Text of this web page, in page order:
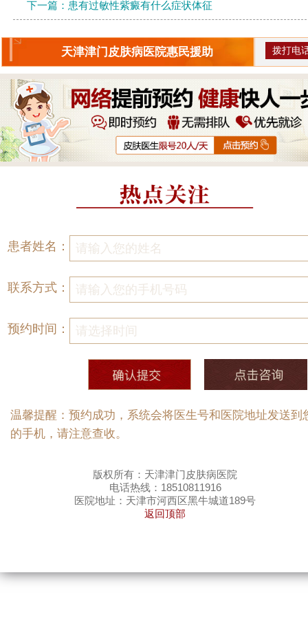
下一篇： 患有过敏性紫癜有什么症状体征
天津津门皮肤病医院惠民援助 拨打电
患者姓名：
联系方式：
预约时间：
温馨提醒：预约成功，系统会将医生号和医院地址发送到
的手机，请注意查收。
版权所有：天津津门皮肤病医院
电话热线：18510811916
医院地址：天津市河西区黑牛城道189号
返回顶部